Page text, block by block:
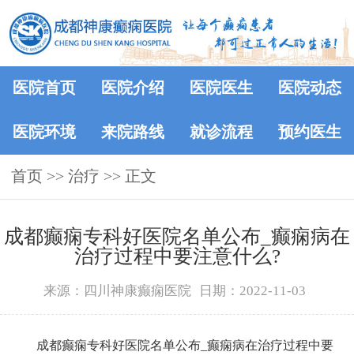
医院首页 医院介绍 医院医生 医院动态
医院环境 来院路线 就诊流程 预约医生
首页 >> 治疗 >> 正文
成都癫痫专科好医院名单公布_癫痫病在
治疗过程中要注意什么?
来源：四川神康癫痫医院 日期：2022-11-03
成都癫痫专科好医院名单公布_癫痫病在治疗过程中要